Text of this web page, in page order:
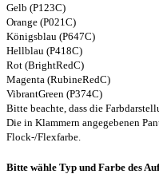
Gelb (P123C)
Orange (P021C)
Königsblau (P647C)
Hellblau (P418C)
Rot (BrightRedC)
Magenta (RubineRedC)
VibrantGreen (P374C)
Bitte beachte, dass die
Die in Klammern angegebenen
Flock-/Flexfarbe.
Bitte wähle Typ und Farbe des